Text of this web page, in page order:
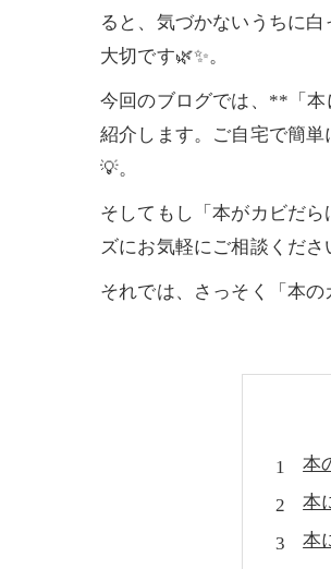
ると、気づかないうちに
大切です🌿✨。
今回のブログでは、**「
紹介します。ご自宅で簡
💡。
そしてもし「本がカビだ
ズにお気軽にご相談くだ
それでは、さっそく「本
本
本
本